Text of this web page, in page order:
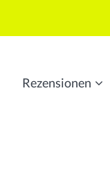
Rezensionen